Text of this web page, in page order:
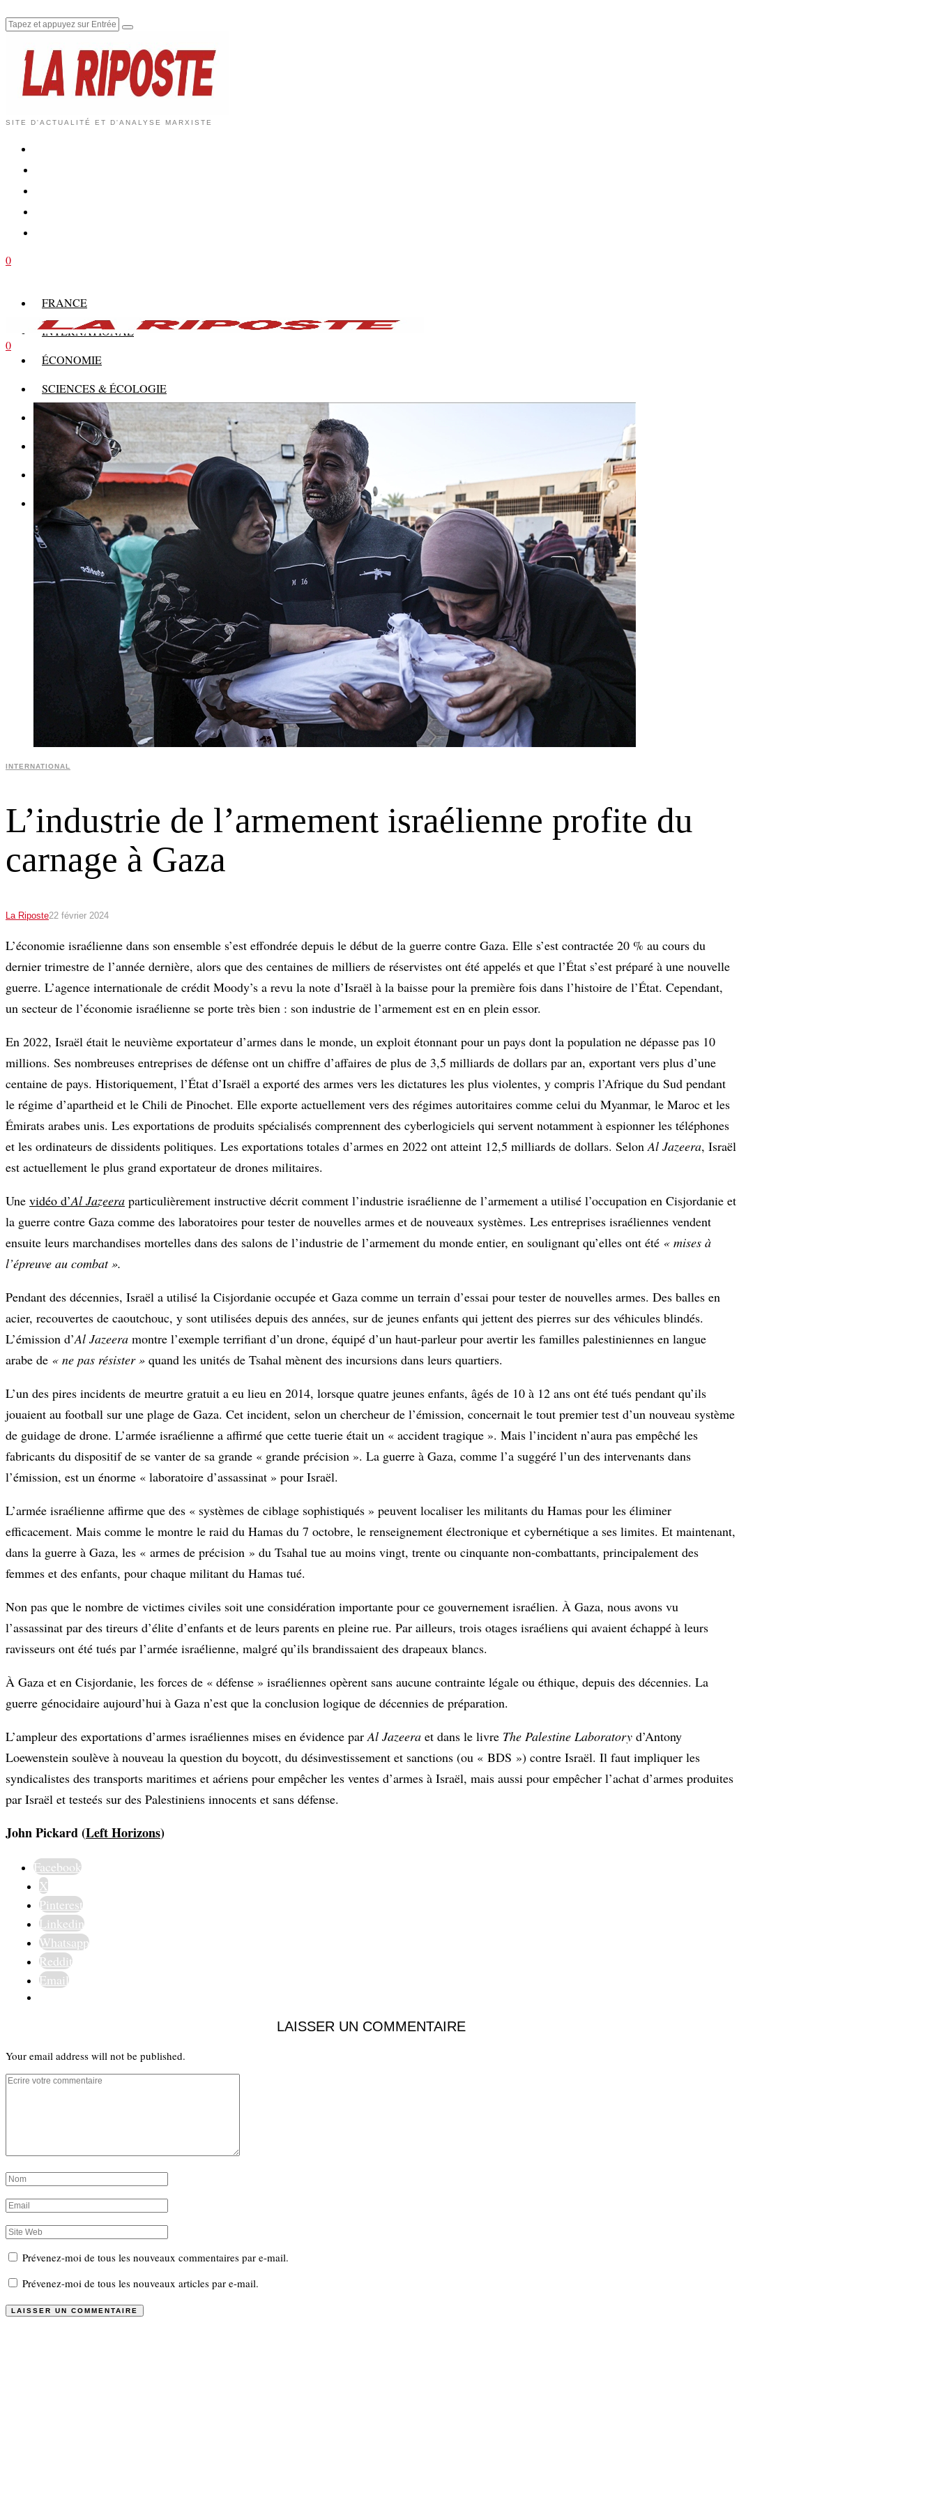
SITE D'ACTUALITÉ ET D'ANALYSE MARXISTE
0
FRANCE
INTERNATIONAL
ÉCONOMIE
SCIENCES & ÉCOLOGIE
HISTOIRE
THÉORIE
CULTURE
MULTIMÉDIAS
0
INTERNATIONAL
L’industrie de l’armement israélienne profite du
carnage à Gaza
La Riposte22 février 2024
L’économie israélienne dans son ensemble s’est effondrée depuis le début de la guerre contre Gaza. Elle s’est contractée 20 % au cours du
dernier trimestre de l’année dernière, alors que des centaines de milliers de réservistes ont été appelés et que l’État s’est préparé à une nouvelle
guerre. L’agence internationale de crédit Moody’s a revu la note d’Israël à la baisse pour la première fois dans l’histoire de l’État. Cependant,
un secteur de l’économie israélienne se porte très bien : son industrie de l’armement est en en plein essor.
En 2022, Israël était le neuvième exportateur d’armes dans le monde, un exploit étonnant pour un pays dont la population ne dépasse pas 10
millions. Ses nombreuses entreprises de défense ont un chiffre d’affaires de plus de 3,5 milliards de dollars par an, exportant vers plus d’une
centaine de pays. Historiquement, l’État d’Israël a exporté des armes vers les dictatures les plus violentes, y compris l’Afrique du Sud pendant
le régime d’apartheid et le Chili de Pinochet. Elle exporte actuellement vers des régimes autoritaires comme celui du Myanmar, le Maroc et les
Émirats arabes unis. Les exportations de produits spécialisés comprennent des cyberlogiciels qui servent notamment à espionner les téléphones
et les ordinateurs de dissidents politiques. Les exportations totales d’armes en 2022 ont atteint 12,5 milliards de dollars. Selon Al Jazeera, Israël
est actuellement le plus grand exportateur de drones militaires.
Une vidéo d’Al Jazeera particulièrement instructive décrit comment l’industrie israélienne de l’armement a utilisé l’occupation en Cisjordanie et
la guerre contre Gaza comme des laboratoires pour tester de nouvelles armes et de nouveaux systèmes. Les entreprises israéliennes vendent
ensuite leurs marchandises mortelles dans des salons de l’industrie de l’armement du monde entier, en soulignant qu’elles ont été « mises à
l’épreuve au combat ».
Pendant des décennies, Israël a utilisé la Cisjordanie occupée et Gaza comme un terrain d’essai pour tester de nouvelles armes. Des balles en
acier, recouvertes de caoutchouc, y sont utilisées depuis des années, sur de jeunes enfants qui jettent des pierres sur des véhicules blindés.
L’émission d’Al Jazeera montre l’exemple terrifiant d’un drone, équipé d’un haut-parleur pour avertir les familles palestiniennes en langue
arabe de « ne pas résister » quand les unités de Tsahal mènent des incursions dans leurs quartiers.
L’un des pires incidents de meurtre gratuit a eu lieu en 2014, lorsque quatre jeunes enfants, âgés de 10 à 12 ans ont été tués pendant qu’ils
jouaient au football sur une plage de Gaza. Cet incident, selon un chercheur de l’émission, concernait le tout premier test d’un nouveau système
de guidage de drone. L’armée israélienne a affirmé que cette tuerie était un « accident tragique ». Mais l’incident n’aura pas empêché les
fabricants du dispositif de se vanter de sa grande « grande précision ». La guerre à Gaza, comme l’a suggéré l’un des intervenants dans
l’émission, est un énorme « laboratoire d’assassinat » pour Israël.
L’armée israélienne affirme que des « systèmes de ciblage sophistiqués » peuvent localiser les militants du Hamas pour les éliminer
efficacement. Mais comme le montre le raid du Hamas du 7 octobre, le renseignement électronique et cybernétique a ses limites. Et maintenant,
dans la guerre à Gaza, les « armes de précision » du Tsahal tue au moins vingt, trente ou cinquante non-combattants, principalement des
femmes et des enfants, pour chaque militant du Hamas tué.
Non pas que le nombre de victimes civiles soit une considération importante pour ce gouvernement israélien. À Gaza, nous avons vu
l’assassinat par des tireurs d’élite d’enfants et de leurs parents en pleine rue. Par ailleurs, trois otages israéliens qui avaient échappé à leurs
ravisseurs ont été tués par l’armée israélienne, malgré qu’ils brandissaient des drapeaux blancs.
À Gaza et en Cisjordanie, les forces de « défense » israéliennes opèrent sans aucune contrainte légale ou éthique, depuis des décennies. La
guerre génocidaire aujourd’hui à Gaza n’est que la conclusion logique de décennies de préparation.
L’ampleur des exportations d’armes israéliennes mises en évidence par Al Jazeera et dans le livre The Palestine Laboratory d’Antony
Loewenstein soulève à nouveau la question du boycott, du désinvestissement et sanctions (ou « BDS ») contre Israël. Il faut impliquer les
syndicalistes des transports maritimes et aériens pour empêcher les ventes d’armes à Israël, mais aussi pour empêcher l’achat d’armes produites
par Israël et testeés sur des Palestiniens innocents et sans défense.
John Pickard (Left Horizons)
Facebook
X
Pinterest
Linkedin
Whatsapp
Reddit
Email
LAISSER UN COMMENTAIRE
Your email address will not be published.
Prévenez-moi de tous les nouveaux commentaires par e-mail.
Prévenez-moi de tous les nouveaux articles par e-mail.